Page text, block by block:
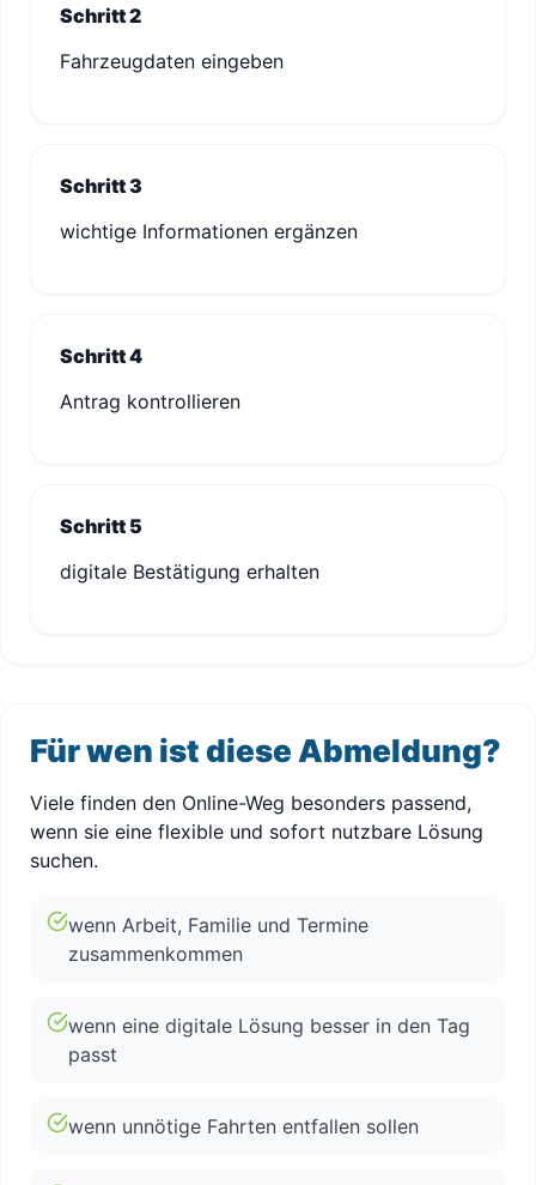
Schritt 2
Fahrzeugdaten eingeben
Schritt 3
wichtige Informationen ergänzen
Schritt 4
Antrag kontrollieren
Schritt 5
digitale Bestätigung erhalten
Für wen ist diese Abmeldung?
Viele finden den Online-Weg besonders passend,
wenn sie eine flexible und sofort nutzbare Lösung
suchen.
wenn Arbeit, Familie und Termine
zusammenkommen
wenn eine digitale Lösung besser in den Tag
passt
wenn unnötige Fahrten entfallen sollen